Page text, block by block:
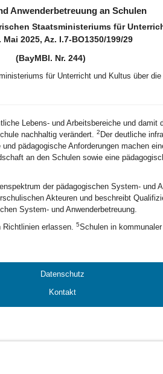
Anwenderbetreuung an Schulen
Staatsministeriums für
Mai 2025, Az. I.7-BO1350/199/29
(BayMBl. Nr. 244)
für Unterricht und Kultus über
Lebens- und Arbeitsbereiche und damit
nachhaltig verändert. 2 Der deutliche
pädagogische Anforderungen machen
an den Schulen sowie eine
der pädagogischen System- und
Akteuren und beschreibt
System- und Anwenderbetreuung.
erlassen. 5Schulen in
Datenschutz
Kontakt